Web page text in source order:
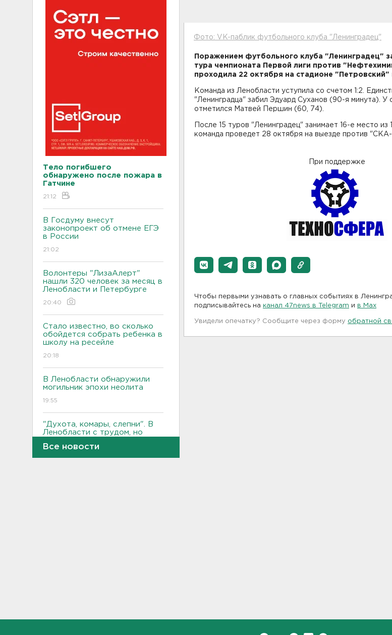
Тело погибшего
обнаружено после пожара в
Гатчине
21:12
В Госдуму внесут
законопроект об отмене ЕГЭ
в России
21:02
Волонтеры "ЛизаАлерт"
нашли 320 человек за месяц в
Ленобласти и Петербурге
20:40
Стало известно, во сколько
обойдется собрать ребенка в
школу на ресейле
20:18
В Ленобласти обнаружили
могильник эпохи неолита
19:55
"Духота, комары, слепни". В
Ленобласти с трудом, но
Все новости
Фото: VK-паблик футбольного клуба "Ленинградец"
Поражением футбольного клуба "Ленинградец"
тура чемпионата Первой лиги против
проходила 22 октября на стадионе "Петровский"
Команда из Ленобласти уступила со счетом 1:2.
"Ленинградца" забил Эдуард Суханов (90-я минута). У
отметился Матвей Першин (60, 74).
После 15 туров "Ленинградец" занимает 16-е место
команда проведет 28 октября на выезде против "СКА-
При поддержке
Чтобы первыми узнавать о главных событиях в
подписывайтесь на канал 47news в Telegram и в Maх
Увидели опечатку? Сообщите через форму обратной